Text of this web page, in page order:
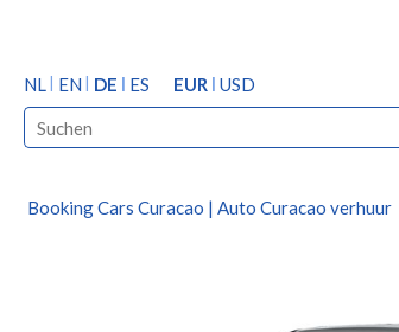
NL EN DE ES EUR USD
Booking Cars Curacao | Auto Curacao verhuur